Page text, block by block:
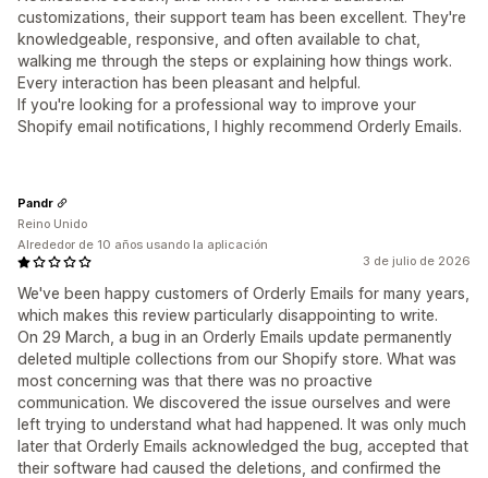
customizations, their support team has been excellent. They're
knowledgeable, responsive, and often available to chat,
walking me through the steps or explaining how things work.
Every interaction has been pleasant and helpful.
If you're looking for a professional way to improve your
Shopify email notifications, I highly recommend Orderly Emails.
3 de julio de 2026
We've been happy customers of Orderly Emails for many years,
which makes this review particularly disappointing to write.
On 29 March, a bug in an Orderly Emails update permanently
deleted multiple collections from our Shopify store. What was
most concerning was that there was no proactive
communication. We discovered the issue ourselves and were
left trying to understand what had happened. It was only much
later that Orderly Emails acknowledged the bug, accepted that
their software had caused the deletions, and confirmed the
Pandr
Reino Unido
Alrededor de 10 años usando la aplicación